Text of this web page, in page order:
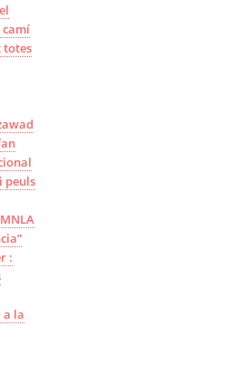
camí
totes
peuls
:
la